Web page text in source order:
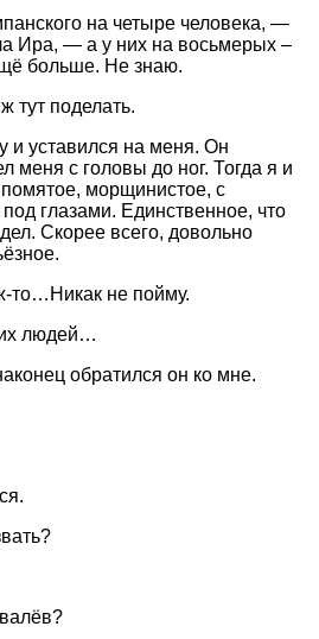
на четыре человека, —
Ира, — а у них на восьмерых –
больше. Не знаю.
тут поделать.
и уставился на меня. Он
меня с головы до ног. Тогда я и
помятое, морщинистое, с
глазами. Единственное, что
Скорее всего, довольно
то…Никак не пойму.
людей…
обратился он ко мне.